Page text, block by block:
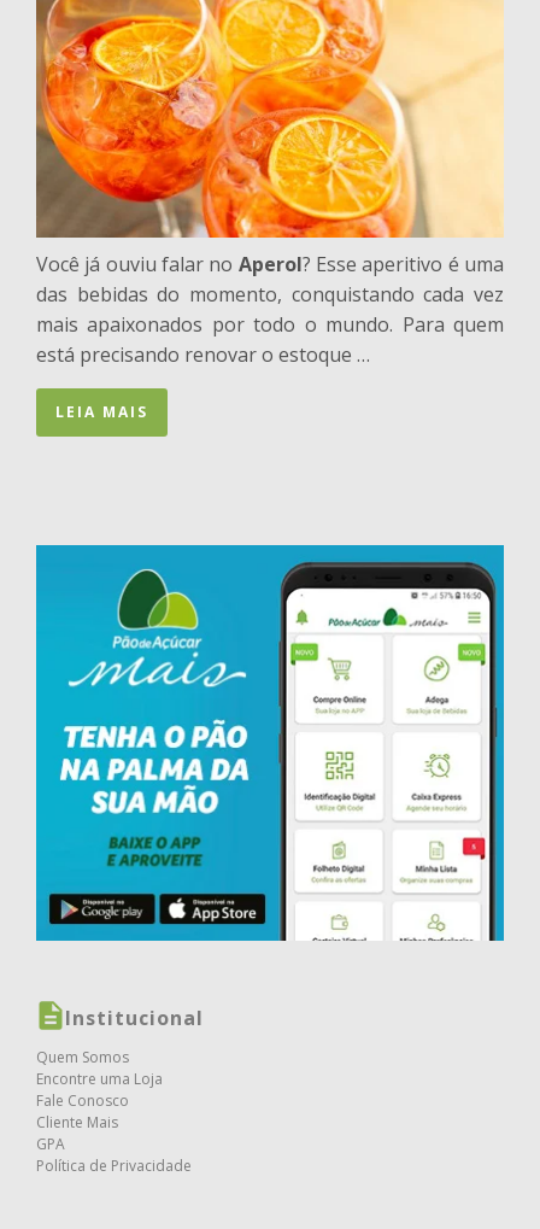
Você já ouviu falar no Aperol? Esse aperitivo é uma
das bebidas do momento, conquistando cada vez
mais apaixonados por todo o mundo. Para quem
está precisando renovar o estoque …
LEIA MAIS
Institucional
Quem Somos
Encontre uma Loja
Fale Conosco
Cliente Mais
GPA
Política de Privacidade